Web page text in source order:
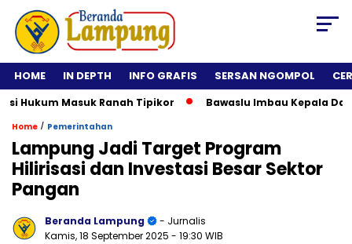
HOME IN DEPTH INFO GRAFIS SERSAN NGOMPOL
Hukum Masuk Ranah Tipikor Bawaslu Imbau Kepala
Home / Pemerintahan
Lampung Jadi Target Program
Hilirisasi dan Investasi Besar Sektor
Pangan
Beranda Lampung
- Jurnalis
Kamis, 18 September 2025 - 19:30 WIB